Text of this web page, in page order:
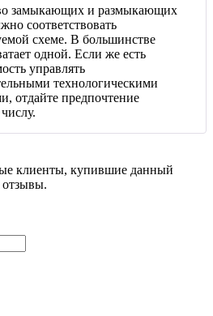
замыкающих и размыкающих
соответствовать
схеме. В большинстве
одной. Если же есть
управлять
технологическими
отдайте предпочтение
клиенты, купившие данный
отзывы.